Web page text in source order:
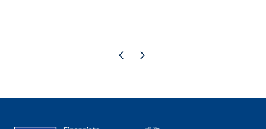
Pagina precedente
Pagina successiva